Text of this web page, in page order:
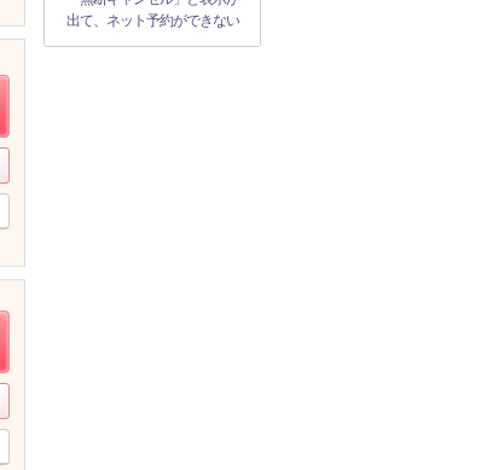
出て、ネット予約ができない